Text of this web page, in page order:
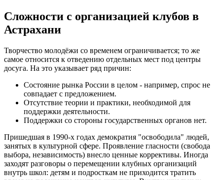
Сложности с организацией клубов в
Астрахани
Творчество молодёжи со временем ограничивается; то же
самое относится к отведению отдельных мест под центры
досуга. На это указывает ряд причин:
Состояние рынка России в целом - например, спрос не
совпадает с предложением.
Отсутствие теории и практики, необходимой для
поддержки деятельности.
Поддержки со стороны государственных органов нет.
Пришедшая в 1990-х годах демократия "освободила" людей,
занятых в культурной сфере. Проявление гласности (свобода
выбора, независимость) внесло ценные коррективы. Иногда
заходят разговоры о перемещении клубных организаций
внутрь школ: детям и подросткам не приходится тратить